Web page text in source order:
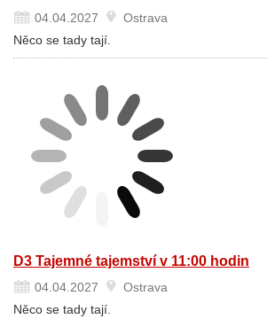
04.04.2027
Ostrava
Něco se tady tají.
D3 Tajemné tajemství v 11:00 hodin
04.04.2027
Ostrava
Něco se tady tají.